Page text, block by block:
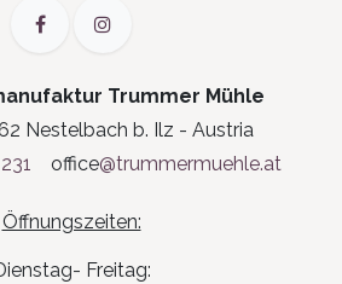
Trummer Mühle
Nestelbach b. Ilz - Austria
office@trummermuehle.at
Öffnungszeiten:
Freitag: